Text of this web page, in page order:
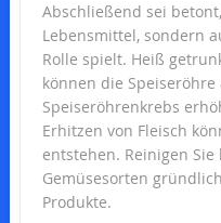
Abschließend sei
Lebensmittel, sondern
Rolle spielt. Heiß
können die
Speiseröhrenkrebs
Erhitzen von Fleisch
entstehen. Reinigen
Gemüsesorten
Produkte.